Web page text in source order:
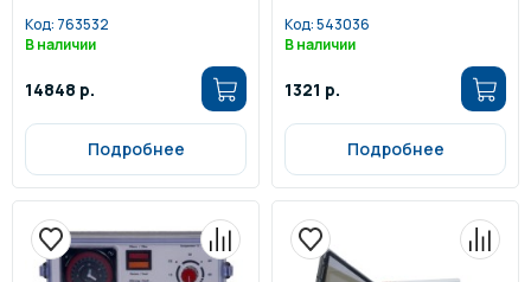
Код: 763532
В наличии
14848 р.
Подробнее
Код:543036
В наличии
1321 р.
Подробнее